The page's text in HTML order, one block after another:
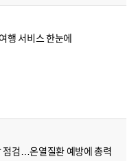
행 서비스 한눈에
점검…온열질환 예방에 총력